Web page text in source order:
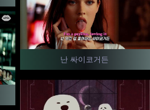
난 싸이코거든